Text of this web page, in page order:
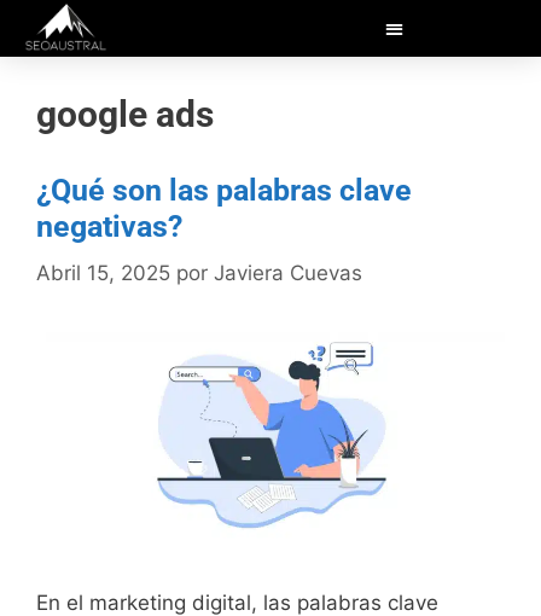
google ads
¿Qué son las palabras clave
negativas?
Abril 15, 2025 por Javiera Cuevas
En el marketing digital, las palabras clave